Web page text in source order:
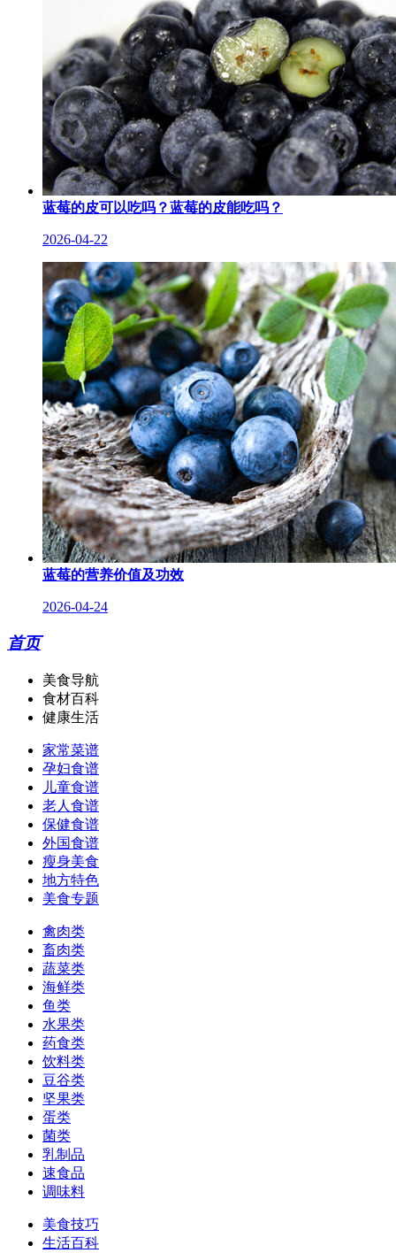
蓝莓的皮可以吃吗？蓝莓的皮能吃吗？
2026-04-22
蓝莓的营养价值及功效
2026-04-24
首页
美食导航
食材百科
健康生活
家常菜谱
孕妇食谱
儿童食谱
老人食谱
保健食谱
外国食谱
瘦身美食
地方特色
美食专题
禽肉类
畜肉类
蔬菜类
海鲜类
鱼类
水果类
药食类
饮料类
豆谷类
坚果类
蛋类
菌类
乳制品
速食品
调味料
美食技巧
生活百科